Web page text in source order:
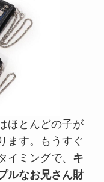
ほとんどの子が
ます。もうすぐ
イミングで、 キ
ルなお兄さん財